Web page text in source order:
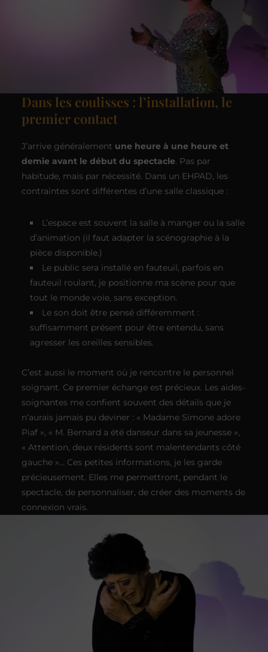
Dans les coulisses : l’installation, le
premier contact
J’arrive généralement une heure à une heure et
demie avant le début du spectacle. Pas par
habitude, mais par nécessité. Dans un EHPAD, les
contraintes sont différentes d’une salle classique :
L’espace est souvent la salle à manger ou la salle
d’animation (il faut adapter la scénographie à la
pièce disponible.)
Le public sera installé en fauteuil, parfois en
fauteuil roulant, je positionne ma scène pour que
tout le monde voie, sans exception.
Le son doit être pensé différemment :
suffisamment présent pour être entendu, sans
agresser les oreilles sensibles.
C’est aussi le moment où je rencontre le personnel
soignant. Ce premier échange est précieux. Les aides-
soignantes me confient souvent des détails que je
n’aurais jamais pu deviner : « Madame Simone adore
Piaf », « M. Bernard a été danseur dans sa jeunesse »,
« Attention, deux résidents sont malentendants côté
gauche »… Ces petites informations, je les garde
précieusement. Elles me permettront, pendant le
spectacle, de personnaliser, de créer des moments de
connexion vrais.